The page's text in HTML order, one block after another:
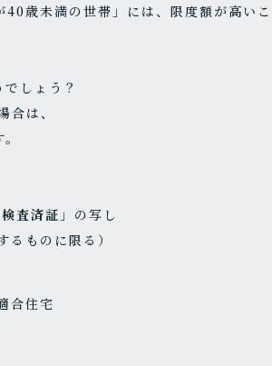
歳未満の世帯」には、限度額が高いこ
しょう？
は、
検査済証」 の写し
ものに限る）
合住宅